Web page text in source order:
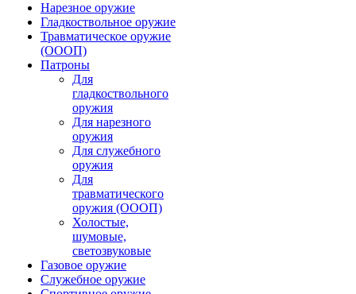
Нарезное оружие
Гладкоствольное оружие
Травматическое оружие
(ОООП)
Патроны
Для
гладкоствольного
оружия
Для нарезного
оружия
Для служебного
оружия
Для
травматического
оружия (ОООП)
Холостые,
шумовые,
светозвуковые
Газовое оружие
Служебное оружие